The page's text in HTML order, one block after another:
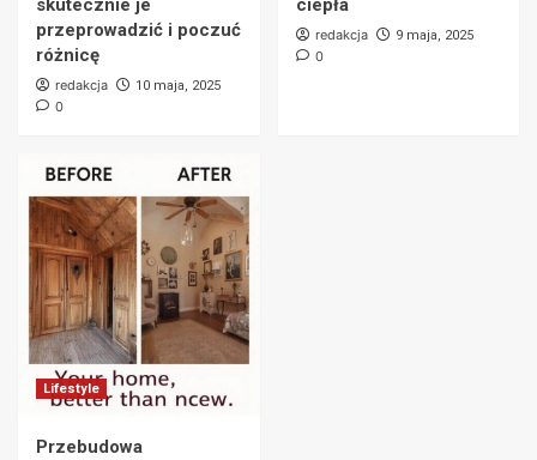
3
różnicę
Lifestyle
5
Lifestyle
Przebudowa mieszkania – co warto
wiedzieć? Kluczowe wskazówki i porady
Lifestyle
Sposoby na zmęczenie – Jak odzyskać
energię i czuć się pełnym sił?
skutecznie je
przeprowadzić i poczuć
różnicę
redakcja 10 maja, 2025
0
ciepła
redakcja 9 maja, 2025
0
Lifestyle
Przebudowa